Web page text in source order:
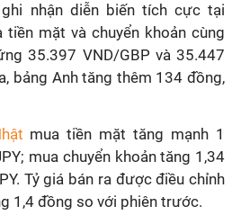
nhận diễn biến tích cực tại
tiền mặt và chuyển khoản cùng
35.397 VND/GBP và 35.447
bảng Anh tăng thêm 134 đồng,
mua tiền mặt tăng mạnh 1
mua chuyển khoản tăng 1,34
Tỷ giá bán ra được điều chỉnh
1,4 đồng so với phiên trước.